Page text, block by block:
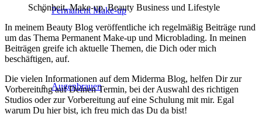
Permanent Make-up
Augenbrauen
Schönheit, Make-up, Beauty Business und Lifestyle
In meinem Beauty Blog veröffentliche ich regelmäßig Beiträge rund
um das Thema Permanent Make-up und Microblading. In meinen
Beiträgen greife ich aktuelle Themen, die Dich oder mich
beschäftigen, auf.
Die vielen Informationen auf dem Miderma Blog, helfen Dir zur
Vorbereitung auf Deinen Termin, bei der Auswahl des richtigen
Studios oder zur Vorbereitung auf eine Schulung mit mir. Egal
warum Du hier bist, ich freu mich das Du da bist!